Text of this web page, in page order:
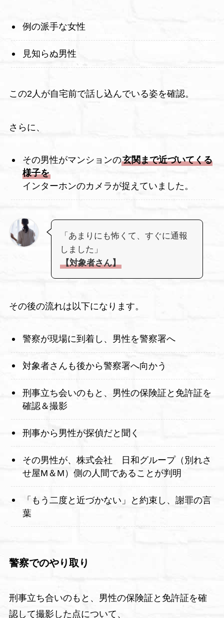
例の派手な女性
見知らぬ男性
この2人が自宅前で話し込んでいる姿を確認。
さらに、
その男性がマンションの玄関まで近づいてくる
様子を
インターホンのカメラが捉えていました。
「あまりにも怖くて、すぐに通報
しました」
【対象者さん】
その後の流れは以下になります。
警察が現場に到着し、男性を警察署へ
対象者さんも後から警察署へ向かう
刑事立ち会いのもと、男性の保険証と免許証を
確認＆撮影
刑事から男性が探偵だと聞く
その男性が、株式会社 日和グループ（別れさ
せ屋M＆M）側の人間であることが判明
「もう二度と近づかない」と約束し、謝罪の言
葉
警察でのやり取り
刑事立ち合いのもと、男性の保険証と免許証を確
認して撮影した点について、